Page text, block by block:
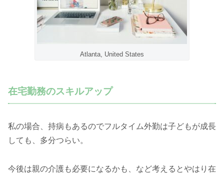
Atlanta, United States
在宅勤務のスキルアップ
私の場合、持病もあるのでフルタイム外勤は子どもが成長
しても、多分つらい。
今後は親の介護も必要になるかも、など考えるとやはり在